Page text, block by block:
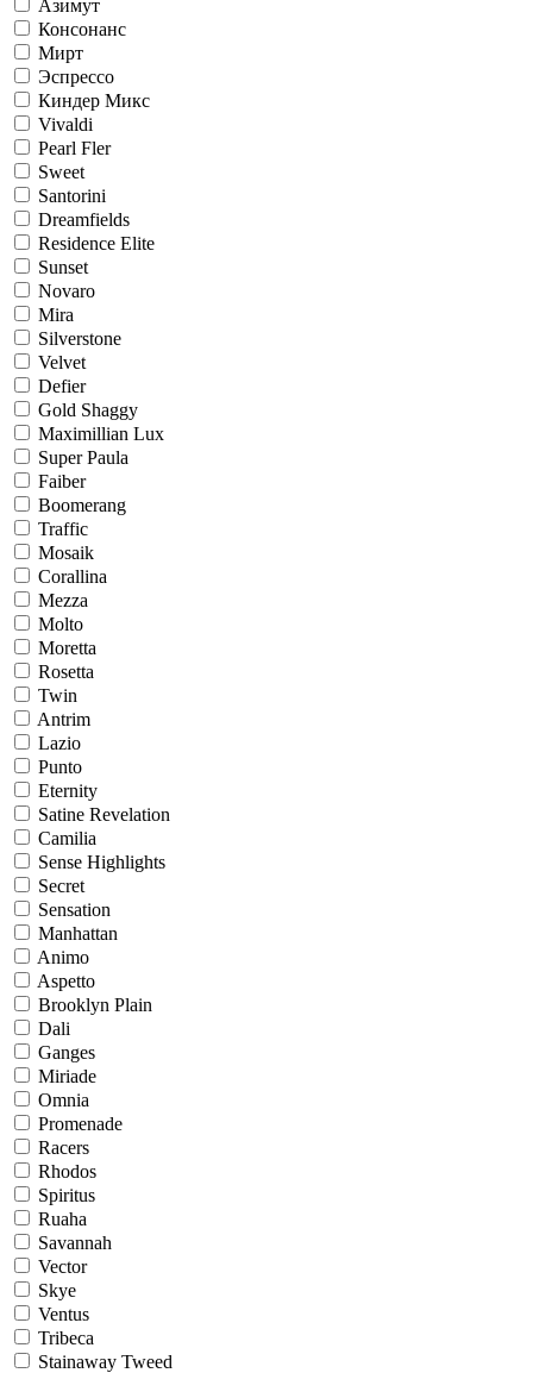
Азимут
Консонанс
Мирт
Эспрессо
Киндер Микс
Vivaldi
Pearl Fler
Sweet
Santorini
Dreamfields
Residence Elite
Sunset
Novaro
Mira
Silverstone
Velvet
Defier
Gold Shaggy
Maximillian Lux
Super Paula
Faiber
Boomerang
Traffic
Mosaik
Corallina
Mezza
Molto
Moretta
Rosetta
Twin
Antrim
Lazio
Punto
Eternity
Satine Revelation
Camilia
Sense Highlights
Secret
Sensation
Manhattan
Animo
Aspetto
Brooklyn Plain
Dali
Ganges
Miriade
Omnia
Promenade
Racers
Rhodos
Spiritus
Ruaha
Savannah
Vector
Skye
Ventus
Tribeca
Stainaway Tweed